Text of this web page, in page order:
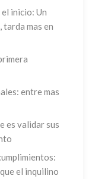
inicio: Un
mas en
entre mas
es validar sus
el inquilino